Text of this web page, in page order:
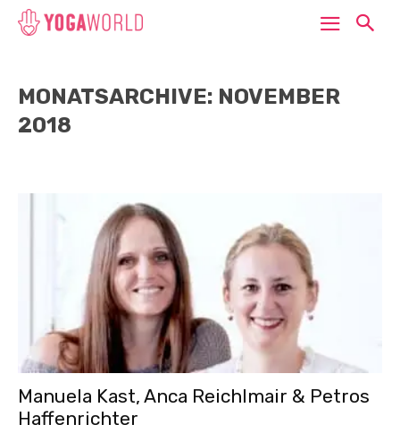
MONATSARCHIVE: NOVEMBER
2018
Manuela Kast, Anca Reichlmair & Petros
Haffenrichter